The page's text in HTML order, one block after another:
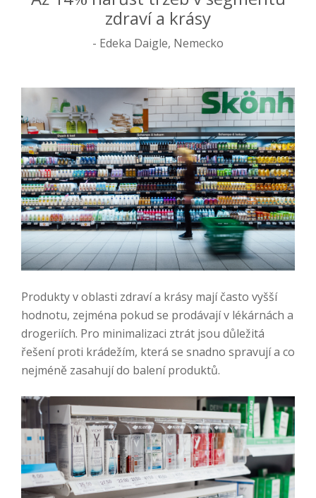
zdraví a krásy
- Edeka Daigle, Nemecko
Produkty v oblasti zdraví a krásy mají často vyšší
hodnotu, zejména pokud se prodávají v lékárnách a
drogeriích. Pro minimalizaci ztrát jsou důležitá
řešení proti krádežím, která se snadno spravují a co
nejméně zasahují do balení produktů.